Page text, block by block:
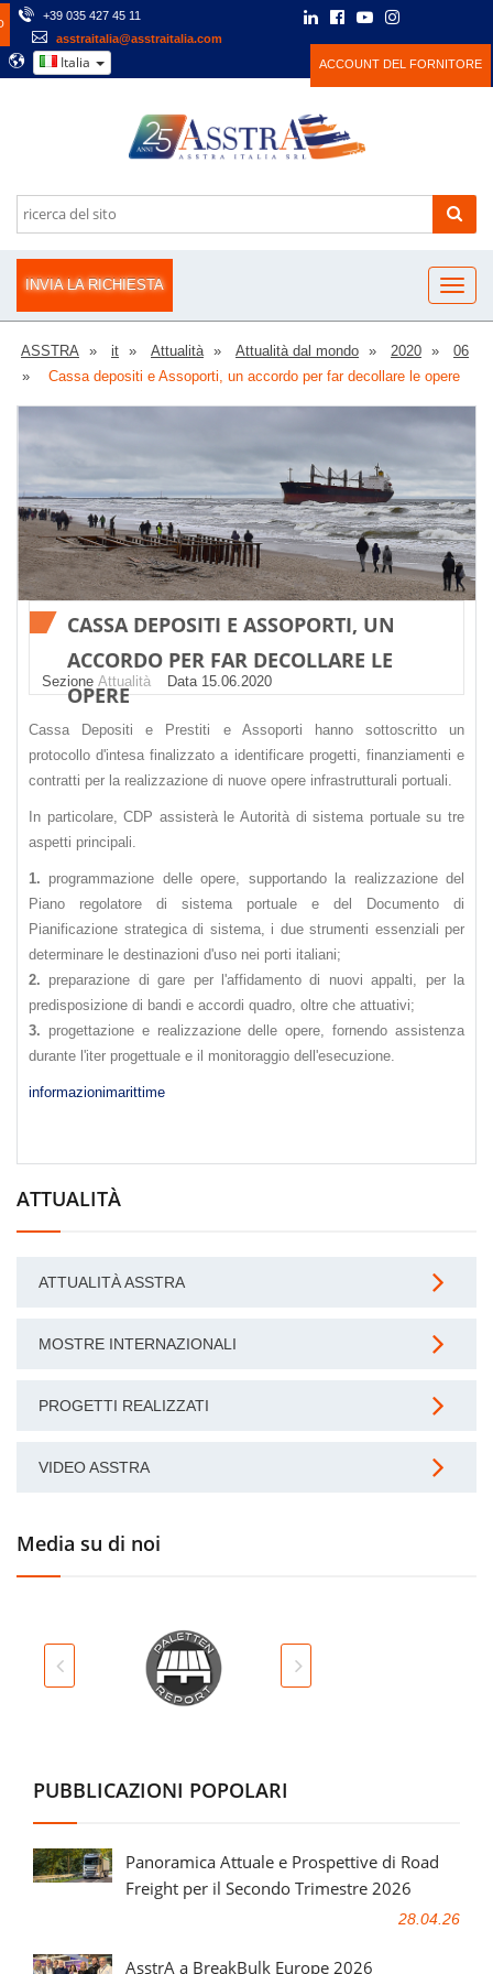
+39 035 427 45 11
asstraitalia@asstraitalia.com
Italia ACCOUNT DEL FORNITORE
INVIA LA RICHIESTA
ASSTRA it Attualità Attualità dal mondo 2020
06
Cassa depositi e Assoporti, un accordo per far decollare le opere
CASSA DEPOSITI E ASSOPORTI, UN
ACCORDO PER FAR DECOLLARE LE
OPERE
Sezione Attualità Datа 15.06.2020
Cassa Depositi e Prestiti e Assoporti hanno sottoscritto un
protocollo d'intesa finalizzato a identificare progetti, finanziamenti e
contratti per la realizzazione di nuove opere infrastrutturali portuali.
In particolare, CDP assisterà le Autorità di sistema portuale su tre
aspetti principali.
1. programmazione delle opere, supportando la realizzazione del
Piano regolatore di sistema portuale e del Documento di
Pianificazione strategica di sistema, i due strumenti essenziali per
determinare le destinazioni d'uso nei porti italiani;
2. preparazione di gare per l'affidamento di nuovi appalti, per la
predisposizione di bandi e accordi quadro, oltre che attuativi;
3. progettazione e realizzazione delle opere, fornendo assistenza
durante l'iter progettuale e il monitoraggio dell'esecuzione.
informazionimarittime
ATTUALITÀ
ATTUALITÀ ASSTRA
MOSTRE INTERNAZIONALI
PROGETTI REALIZZATI
VIDEO ASSTRA
Media su di noi
PUBBLICAZIONI POPOLARI
Panoramica Attuale e Prospettive di Road
Freight per il Secondo Trimestre 2026
28.04.26
AsstrA a BreakBulk Europe 2026